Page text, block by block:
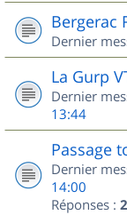
Bergerac
Dernier
La Gurp
Dernier
13:44
Passage
Dernier
14:00
Réponses : 2